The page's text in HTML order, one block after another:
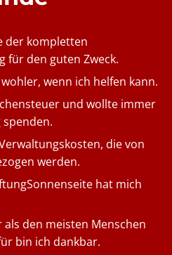
der kompletten
für den guten Zweck.
wenn ich helfen kann.
und wollte immer
die von
werden.
hat mich
als den meisten Menschen
bin ich dankbar.